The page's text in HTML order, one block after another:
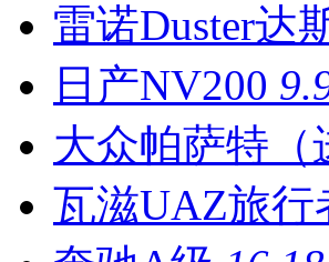
雷诺Duster达
日产NV200
大众帕萨特（
瓦滋UAZ旅行